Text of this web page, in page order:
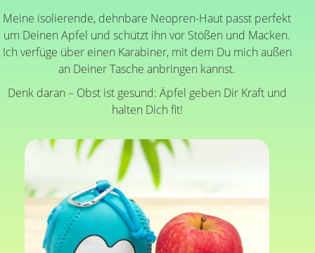
Meine isolierende, dehnbare Neopren-Haut passt perfekt
um Deinen Apfel und schützt ihn vor Stößen und Macken.
Ich verfüge über einen Karabiner, mit dem Du mich außen
an Deiner Tasche anbringen kannst.
Denk daran – Obst ist gesund: Äpfel geben Dir Kraft und
halten Dich fit!